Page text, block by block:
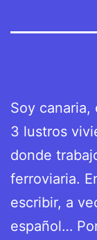
Soy
3 lustros
donde
ferroviaria.
escribir, a
español…